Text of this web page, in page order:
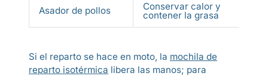
Asador de pollos Conservar calor y
contener la grasa
Si el reparto se hace en moto, la mochila de
reparto isotérmica libera las manos; para